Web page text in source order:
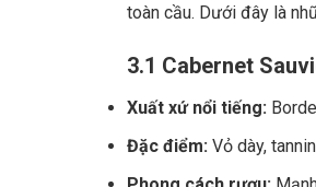
toàn cầu. Dưới đây là
3.1 Cabernet
Xuất xứ nổi tiếng:
Đặc điểm:Vỏ dày,